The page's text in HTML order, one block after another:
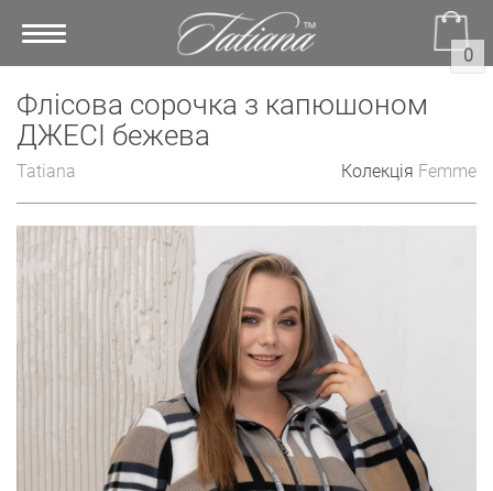
Toggle
0
Флісова сорочка з капюшоном
ДЖЕСІ бежева
Tatiana Колекція Femme